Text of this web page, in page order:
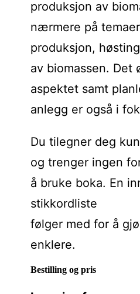
produksjon av
nærmere på
produksjon,
av biomassen. Det
aspektet samt
anlegg er også i
Du tilegner deg
og trenger ingen
å bruke boka. En
stikkordliste
følger med for å
enklere.
Bestilling og pris